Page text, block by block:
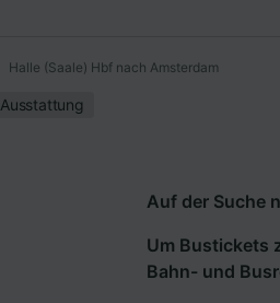
Halle (Saale) Hbf nach Amsterdam
Ausstattung
Auf der Suche
Um Bustickets
Bahn- und